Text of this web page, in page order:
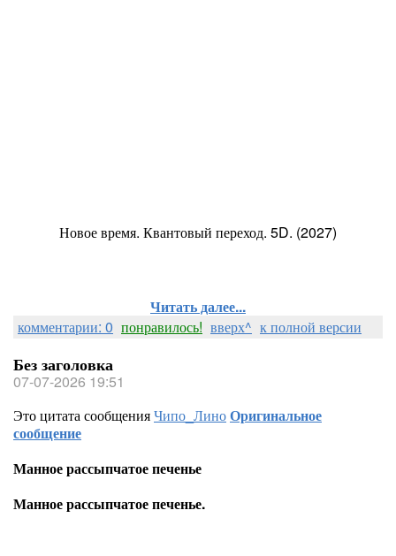
Новое время. Квантовый переход. 5D. (2027)
Читать далее...
комментарии: 0 понравилось! вверх^ к полной версии
Без заголовка
07-07-2026 19:51
Это цитата сообщенияЧипо_ЛиноОригинальное
сообщение
Манное рассыпчатое печенье
Манное рассыпчатое печенье.